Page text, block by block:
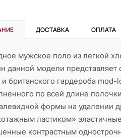
ДОСТАВКА ОПЛАТА
мужское поло из легкой
данной модели представляет
британского гардероба
по всей длине
формы на удалении
ластиком»
контрастным